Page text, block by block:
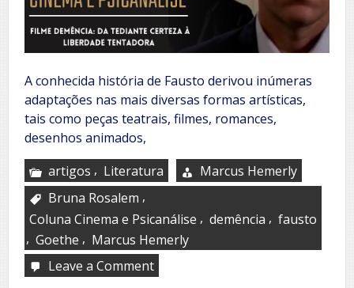
A conhecida história de Fausto derivou inúmeras
adaptações nas mais diversas formas artísticas,
tais como peças teatrais, filmes, romances,
desenhos animados,
artigos , Literatura
Marcus Hemerly
Bruna Rosalem ,
Coluna Cinema e Psicanálise , demência , fausto
, Goethe , Marcus Hemerly
Leave a Commenton